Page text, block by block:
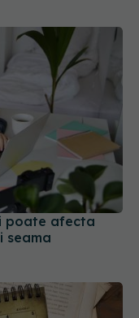
poate afecta
seama